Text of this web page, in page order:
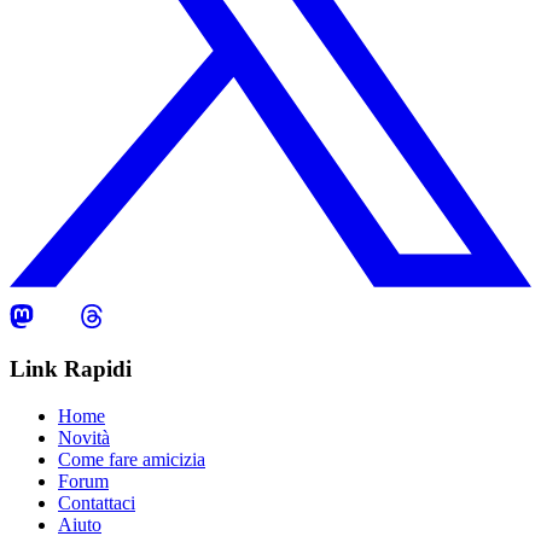
Link Rapidi
Home
Novità
Come fare amicizia
Forum
Contattaci
Aiuto